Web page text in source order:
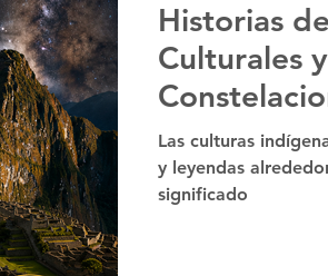
Historias
Culturales
Las culturas
y leyendas
significado